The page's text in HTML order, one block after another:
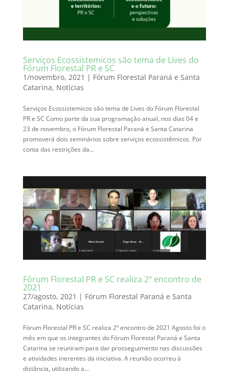
Serviços Ecossistemicos são tema de Lives do
Fórum Florestal PR e SC
1/novembro, 2021 | Fórum Florestal Paraná e Santa
Catarina, Notícias
Serviços Ecossistemicos são tema de Lives do Fórum Florestal
PR e SC Como parte da sua programação anual, nos dias 04 e
23 de novembro, o Fórum Florestal Paraná e Santa Catarina
promoverá dois seminários sobre serviços ecossistêmicos. Por
conta das restrições da...
Fórum Florestal PR e SC realiza 2º encontro de
2021
27/agosto, 2021 | Fórum Florestal Paraná e Santa
Catarina, Notícias
Fórum Florestal PR e SC realiza 2º encontro de 2021 Agosto foi o
mês em que os integrantes do Fórum Florestal Paraná e Santa
Catarina se reuniram para dar prosseguimento nas discussões
e atividades inerentes da iniciativa. A reunião ocorreu à
distância, utilizando a...